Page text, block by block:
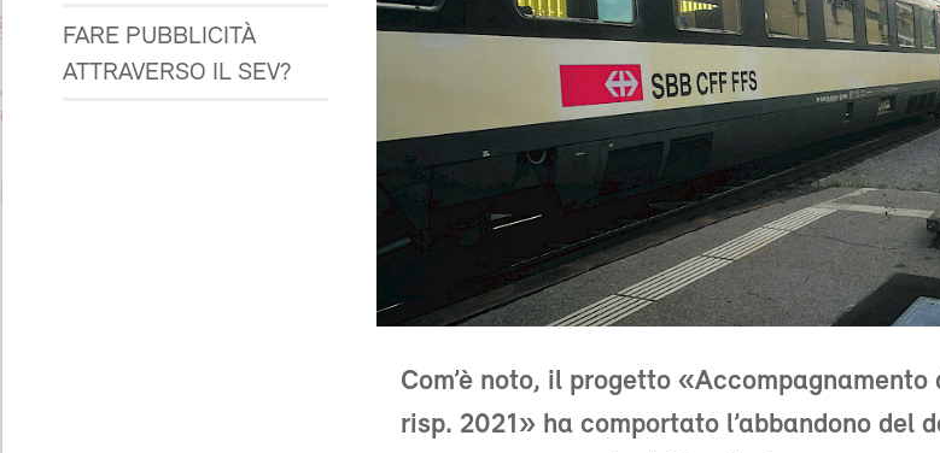
FARE PUBBLICITÀ
ATTRAVERSO IL SEV?
Com’è noto, il progetto
risp. 2021» ha comportato l’abbandono del